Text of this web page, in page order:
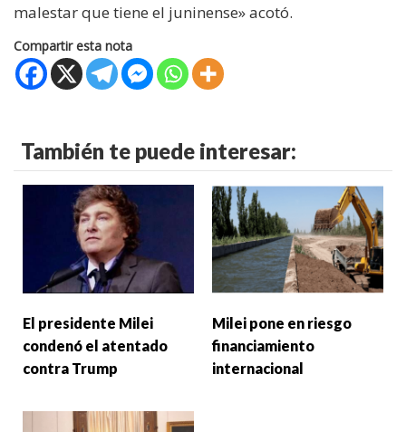
malestar que tiene el juninense» acotó.
Compartir esta nota
También te puede interesar:
El presidente Milei
condenó el atentado
contra Trump
Milei pone en riesgo
financiamiento
internacional